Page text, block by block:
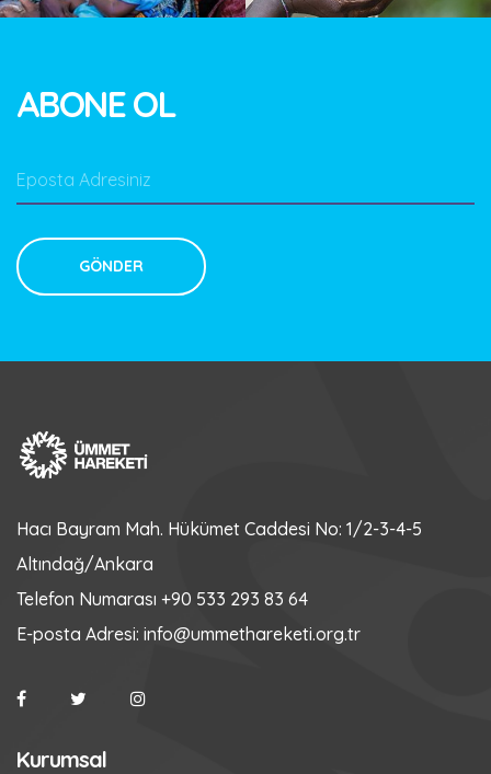
ABONE OL
Hacı Bayram Mah. Hükümet Caddesi No: 1/2-3-4-5
Altındağ/Ankara
Telefon Numarası +90 533 293 83 64
E-posta Adresi: info@ummethareketi.org.tr
Kurumsal